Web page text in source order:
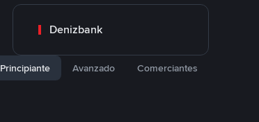
Denizbank
Principiante Avanzado Comerciantes